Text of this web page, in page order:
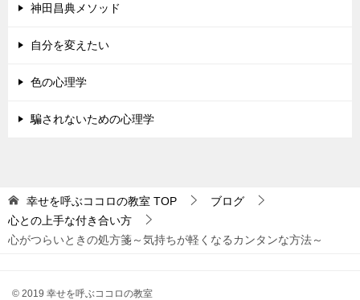
神田昌典メソッド
自分を変えたい
色の心理学
騙されないための心理学
幸せを呼ぶココロの教室 TOP
ブログ
心との上手な付き合い方
心がつらいときの処方箋～気持ちが軽くなるカンタンな方法～
© 2019 幸せを呼ぶココロの教室